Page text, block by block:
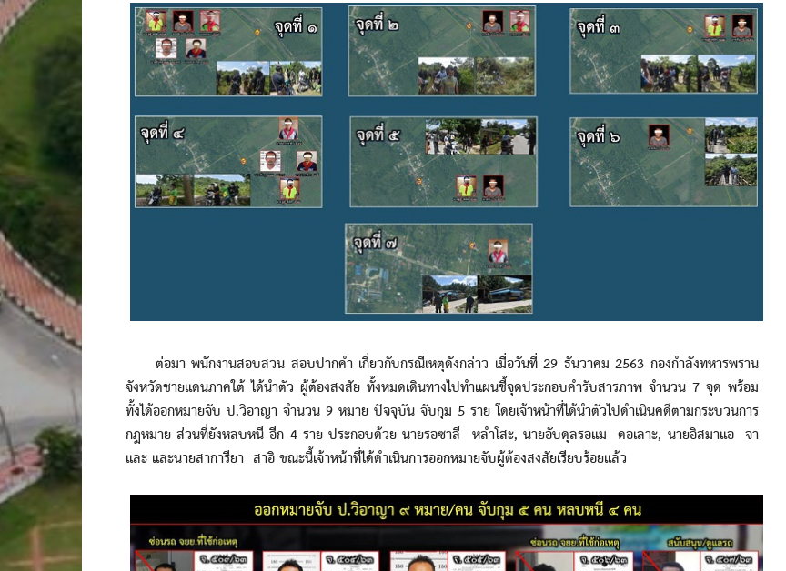
ต่อมา พนักงานสอบสวน สอบปากคำ เกี่ยวกับกรณีเหตุดังกล่าว เมื่อวันที่ 29 ธันวาคม 2563 กองกำลังทหารพราน
จังหวัดชายแดนภาคใต้ ได้นำตัว ผู้ต้องสงสัย ทั้งหมดเดินทางไปทำแผนชี้จุดประกอบคำรับสารภาพ จำนวน 7 จุด พร้อม
ทั้งได้ออกหมายจับ ป.วิอาญา จำนวน 9 หมาย ปัจจุบัน จับกุม 5 ราย โดยเจ้าหน้าที่ได้นำตัวไปดำเนินคดีตามกระบวนการ
กฎหมาย ส่วนที่ยังหลบหนี อีก 4 ราย ประกอบด้วย นายรอซาลี หลำโสะ, นายอับดุลรอแม ดอเลาะ, นายอิสมาแอ จา
และ และนายสาการียา สาอิ ขณะนี้เจ้าหน้าที่ได้ดำเนินการออกหมายจับผู้ต้องสงสัยเรียบร้อยแล้ว